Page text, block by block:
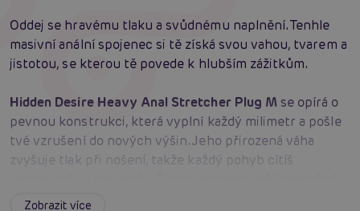
Oddej se hravému tlaku a svůdnému naplnění. Tenhle
masivní anální spojenec si tě získá svou vahou, tvarem a
jistotou, se kterou tě povede k hlubším zážitkům.
Hidden Desire Heavy Anal Stretcher Plug Mse opírá o
pevnou konstrukci, která vyplní každý milimetr a pošle
tvé vzrušení do nových výšin. Jeho přirozená váha
zvyšuje tlak při nošení, takže každý pohyb cítíš
na místě, abys mohl/a experimentovat s klidem v hlavě a
Zobrazit více